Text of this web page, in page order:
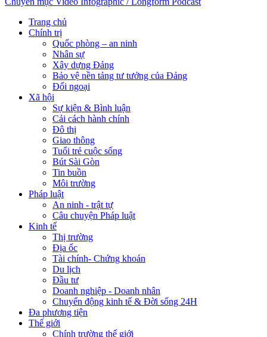
Trang chủ
Chính trị
Quốc phòng – an ninh
Nhân sự
Xây dựng Đảng
Bảo vệ nền tảng tư tưởng của Đảng
Đối ngoại
Xã hội
Sự kiện & Bình luận
Cải cách hành chính
Đô thị
Giao thông
Tuổi trẻ cuộc sống
Bút Sài Gòn
Tin buồn
Môi trường
Pháp luật
An ninh - trật tự
Câu chuyện Pháp luật
Kinh tế
Thị trường
Địa ốc
Tài chính- Chứng khoán
Du lịch
Đầu tư
Doanh nghiệp - Doanh nhân
Chuyển động kinh tế & Đời sống 24H
Đa phương tiện
Thế giới
Chính trường thế giới